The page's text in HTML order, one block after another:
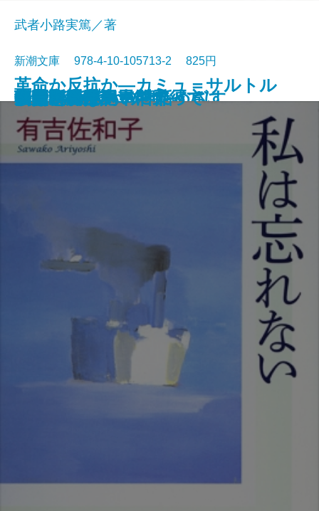
けものたちは故郷をめざす
エロ事師たち
恋愛論
藤十郎の恋・恩讐の彼方に
華岡青洲の妻
地下室の手記
一千一秒物語
人斬り以蔵
革命か反抗か―カミュ＝サルトル
論争―
人生論・愛について
武者小路実篤／著
新潮文庫 978-4-10-105713-2 825円
私は忘れない
夢判断〔上〕
夢判断〔下〕
金色夜叉
ペスト
李陵・山月記
マクベス
機械・春は馬車に乗って
刺青・秘密
シーシュポスの神話